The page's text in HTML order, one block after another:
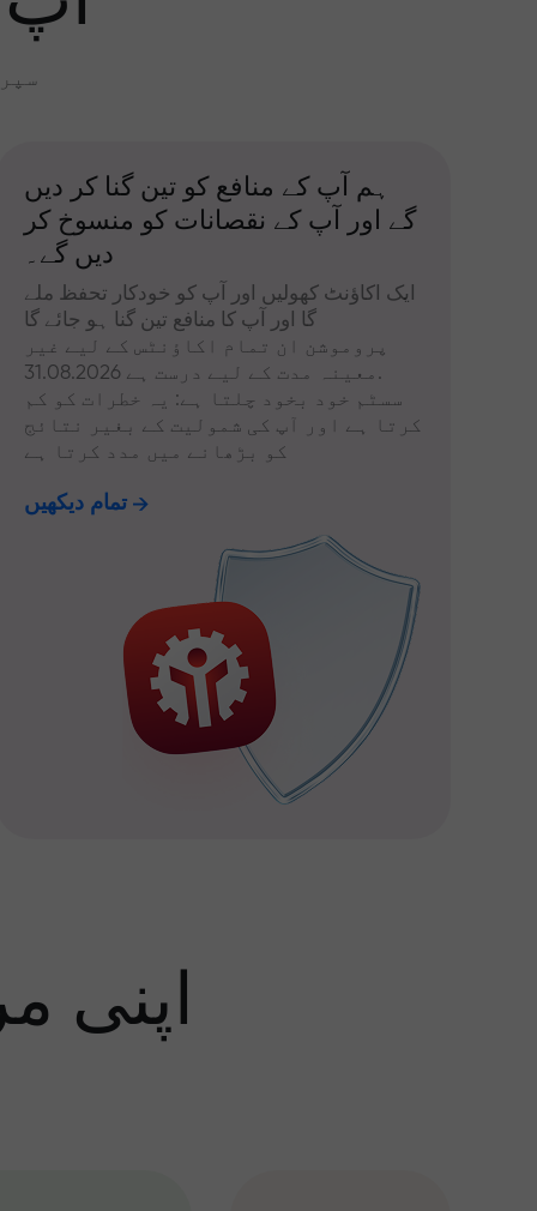
ہم آپ کے منافع کو تین گنا کر دیں
گے اور آپ کے نقصانات کو منسوخ کر
دیں گے۔
ایک اکاؤنٹ کھولیں اور آپ کو خودکار تحفظ ملے
گا اور آپ کا منافع تین گنا ہو جائے گا
پروموشن ان تمام اکاؤنٹس کے لیے غیر
معینہ مدت کے لیے درست ہے 31.08.2026.
سسٹم خود بخود چلتا ہے: یہ خطرات کو کم
کرتا ہے اور آپ کی شمولیت کے بغیر نتائج
کو بڑھانے میں مدد کرتا ہے
تمام دیکھیں
اپنی